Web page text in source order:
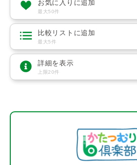
お気に入りに追加
最大50件
比較リストに追加
最大5件
詳細を表示
上限20件